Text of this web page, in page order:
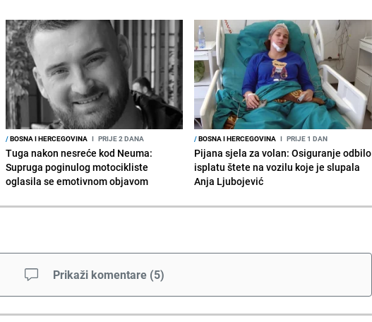
/BOSNA I HERCEGOVINA I PRIJE 2 DANA
Tuga nakon nesreće kod Neuma:
Supruga poginulog motocikliste
oglasila se emotivnom objavom
/BOSNA I HERCEGOVINA I PRIJE 1 DAN
Pijana sjela za volan: Osiguranje odbilo
isplatu štete na vozilu koje je slupala
Anja Ljubojević
Prikaži komentare (5)